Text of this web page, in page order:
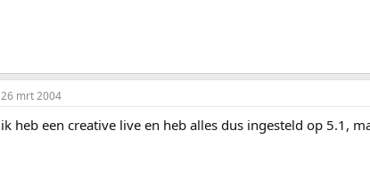
26 mrt 2004
ik heb een creative live en heb alles dus ingesteld op 5.1,